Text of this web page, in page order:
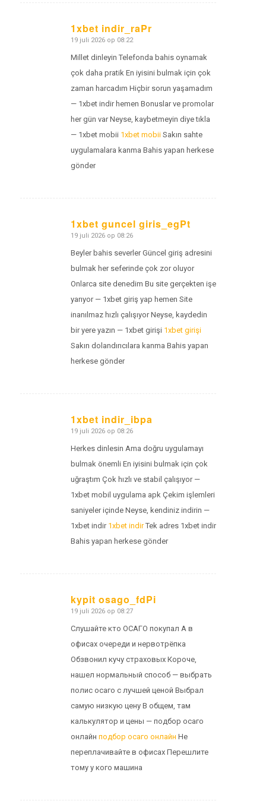
1xbet indir_raPr
zegt:
19 juli 2026 op 08:22
Millet dinleyin Telefonda bahis oynamak
çok daha pratik En iyisini bulmak için çok
zaman harcadım Hiçbir sorun yaşamadım
— 1xbet indir hemen Bonuslar ve promolar
her gün var Neyse, kaybetmeyin diye tıkla
— 1xbet mobii 1xbet mobiiSakın sahte
uygulamalara kanma Bahis yapan herkese
gönder
1xbet guncel giris_egPt
zegt:
19 juli 2026 op 08:26
Beyler bahis severler Güncel giriş adresini
bulmak her seferinde çok zor oluyor
Onlarca site denedim Bu site gerçekten işe
yarıyor — 1xbet giriş yap hemen Site
inanılmaz hızlı çalışıyor Neyse, kaydedin
bir yere yazın — 1xbet girişi 1xbet girişi
Sakın dolandırıcılara kanma Bahis yapan
herkese gönder
1xbet indir_ibpa
zegt:
19 juli 2026 op 08:26
Herkes dinlesin Ama doğru uygulamayı
bulmak önemli En iyisini bulmak için çok
uğraştım Çok hızlı ve stabil çalışıyor —
1xbet mobil uygulama apk Çekim işlemleri
saniyeler içinde Neyse, kendiniz indirin —
1xbet indir 1xbet indirTek adres 1xbet indir
Bahis yapan herkese gönder
kypit osago_fdPi
zegt:
19 juli 2026 op 08:27
Слушайте кто ОСАГО покупал А в
офисах очереди и нервотрёпка
Обзвонил кучу страховых Короче,
нашел нормальный способ — выбрать
полис осаго с лучшей ценой Выбрал
самую низкую цену В общем, там
калькулятор и цены — подбор осаго
онлайн подбор осаго онлайн Не
переплачивайте в офисах Перешлите
тому у кого машина